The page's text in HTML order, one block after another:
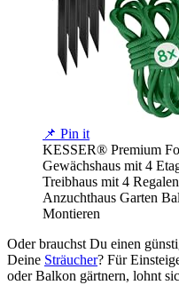
📌 Pin it
KESSER® Premium
Gewächshaus mit 4
Treibhaus mit 4
Anzuchthaus Garten
Montieren
Oder brauchst Du einen
Deine Sträucher? Für
oder Balkon gärtnern, lohnt